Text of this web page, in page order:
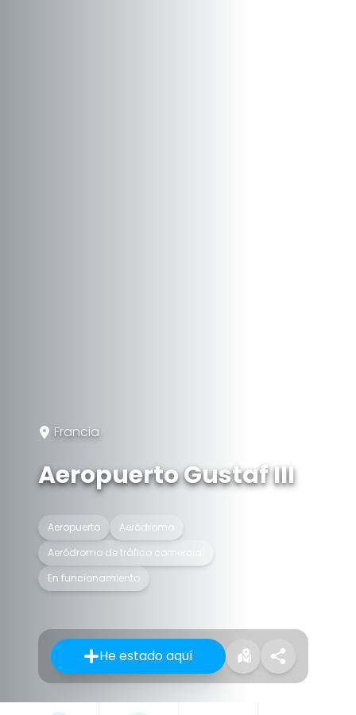
Francia
Aeropuerto Gustaf III
Aeropuerto
Aeródromo
Aeródromo de tráfico comercial
En funcionamiento
He estado aquí